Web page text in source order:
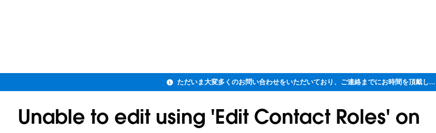
ただいま大変多くのお問い合わせをいただいており、ご連絡までにお時間を頂戴しております
Unable to edit using 'Edit Contact Roles' on